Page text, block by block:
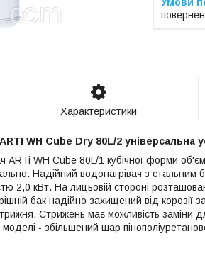
Характеристики
WH Cube Dry 80L/2 універсальна
ARTi WH Cube 80L/1 кубічної форми
Надійний водонагрівач з стальним
2,0 кВт. На лицьовій стороні
бак надійно захищений від корозії
Стрижень має можливість заміни
- збільшений шар